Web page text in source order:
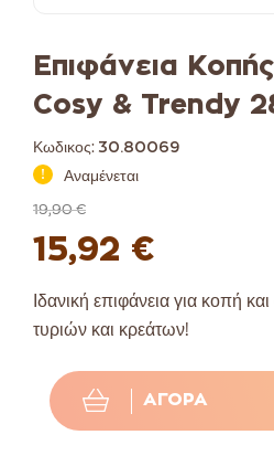
Επιφάνεια
Cosy & Trendy
Κωδικος: 30.80069
Αναμένεται
19,90 €
15,92 €
Ιδανική επιφάνεια για κοπή
τυριών και κρεάτων!
ΑΓΟΡΆ